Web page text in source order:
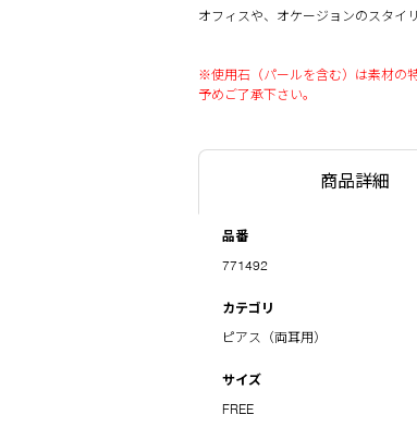
オフィスや、オケージョンのスタイ
※使用石（パールを含む）は素材の
予めご了承下さい。
商品詳細
品番
771492
カテゴリ
ピアス（両耳用）
サイズ
FREE